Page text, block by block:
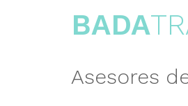
BADA
Asesores